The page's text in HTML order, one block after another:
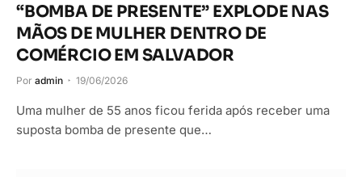
“BOMBA DE PRESENTE” EXPLODE NAS
MÃOS DE MULHER DENTRO DE
COMÉRCIO EM SALVADOR
Por admin 19/06/2026
Uma mulher de 55 anos ficou ferida após receber uma
suposta bomba de presente que…